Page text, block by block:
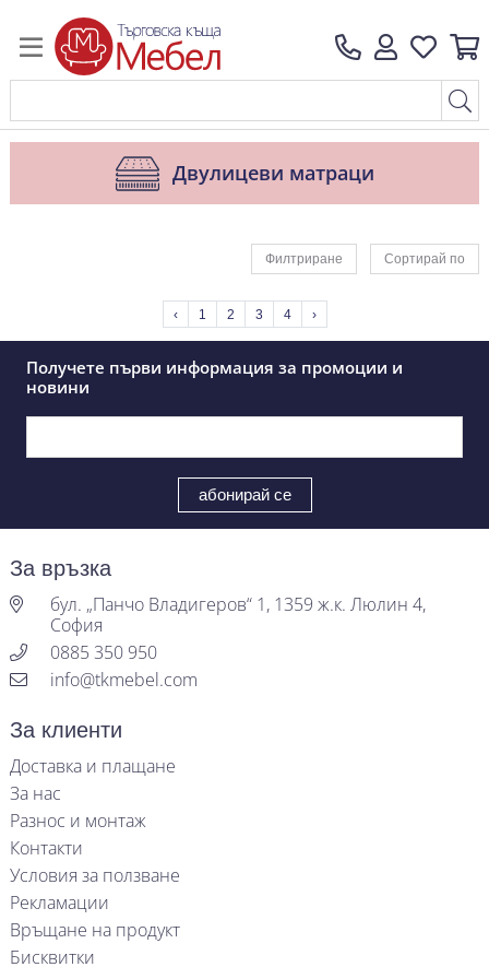
Двулицеви матраци
Филтриране Сортирай по
‹ 1 2 3 4 ›
Получете първи информация за промоции и
новини
За връзка
бул. „Панчо Владигеров“ 1, 1359 ж.к. Люлин 4,
София
0885 350 950
info@tkmebel.com
За клиенти
Доставка и плащане
За нас
Разнос и монтаж
Контакти
Условия за ползване
Рекламации
Връщане на продукт
Бисквитки